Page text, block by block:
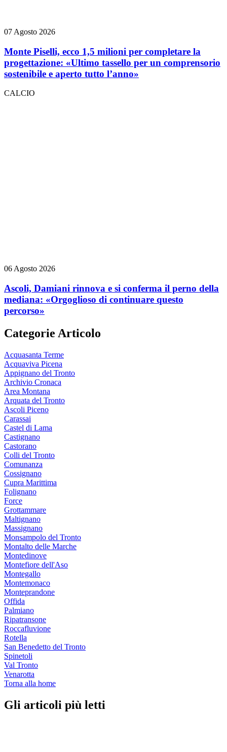
07 Agosto 2026
Monte Piselli, ecco 1,5 milioni per completare la
progettazione: «Ultimo tassello per un comprensorio
sostenibile e aperto tutto l’anno»
CALCIO
06 Agosto 2026
Ascoli, Damiani rinnova e si conferma il perno della
mediana: «Orgoglioso di continuare questo
percorso»
Categorie Articolo
Acquasanta Terme
Acquaviva Picena
Appignano del Tronto
Archivio Cronaca
Area Montana
Arquata del Tronto
Ascoli Piceno
Carassai
Castel di Lama
Castignano
Castorano
Colli del Tronto
Comunanza
Cossignano
Cupra Marittima
Folignano
Force
Grottammare
Maltignano
Massignano
Monsampolo del Tronto
Montalto delle Marche
Montedinove
Montefiore dell'Aso
Montegallo
Montemonaco
Monteprandone
Offida
Palmiano
Ripatransone
Roccafluvione
Rotella
San Benedetto del Tronto
Spinetoli
Val Tronto
Venarotta
Torna alla home
Gli articoli più letti